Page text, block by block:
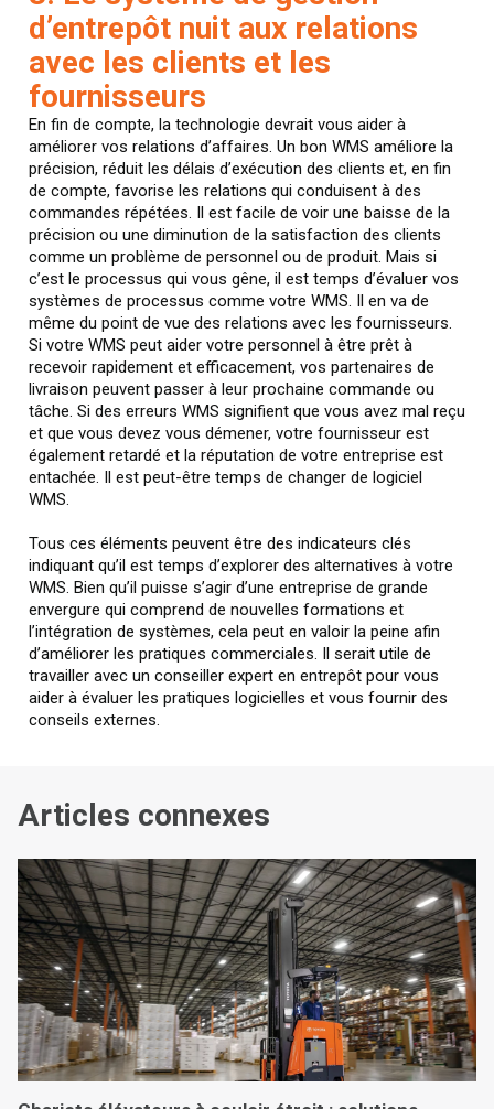
d’entrepôt nuit aux relations
avec les clients et les
fournisseurs
En fin de compte, la technologie devrait vous aider à
améliorer vos relations d’affaires. Un bon WMS améliore la
précision, réduit les délais d’exécution des clients et, en fin
de compte, favorise les relations qui conduisent à des
commandes répétées. Il est facile de voir une baisse de la
précision ou une diminution de la satisfaction des clients
comme un problème de personnel ou de produit. Mais si
c’est le processus qui vous gêne, il est temps d’évaluer vos
systèmes de processus comme votre WMS. Il en va de
même du point de vue des relations avec les fournisseurs.
Si votre WMS peut aider votre personnel à être prêt à
recevoir rapidement et efficacement, vos partenaires de
livraison peuvent passer à leur prochaine commande ou
tâche. Si des erreurs WMS signifient que vous avez mal reçu
et que vous devez vous démener, votre fournisseur est
également retardé et la réputation de votre entreprise est
entachée. Il est peut-être temps de changer de logiciel
WMS.
Tous ces éléments peuvent être des indicateurs clés
indiquant qu’il est temps d’explorer des alternatives à votre
WMS. Bien qu’il puisse s’agir d’une entreprise de grande
envergure qui comprend de nouvelles formations et
l’intégration de systèmes, cela peut en valoir la peine afin
d’améliorer les pratiques commerciales. Il serait utile de
travailler avec un conseiller expert en entrepôt pour vous
aider à évaluer les pratiques logicielles et vous fournir des
conseils externes.
Articles connexes